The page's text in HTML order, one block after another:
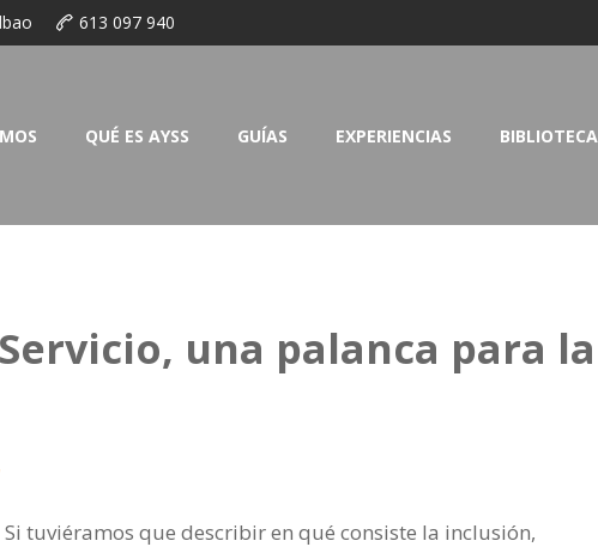
613 097 940
QUÉ ES AYSS GUÍAS EXPERIENCIAS BIBLIOTECA
una palanca para la
Si tuviéramos que describir en qué consiste la inclusión,